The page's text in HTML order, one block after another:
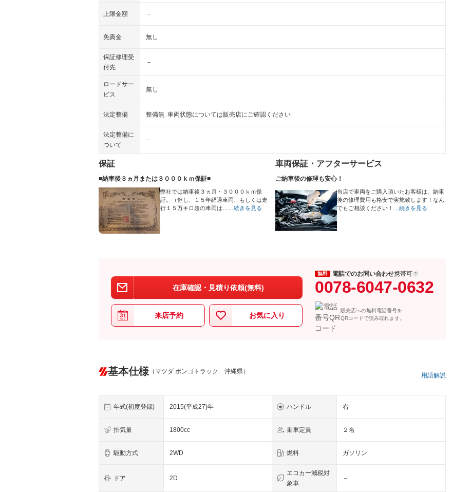
上限金額 －
免責金 無し
保証修理受
付先
－
ロードサー
ビス
無し
法定整備 整備無 車両状態については販売店にご確認ください
法定整備に
ついて
－
保証
■納車後３ヵ月または３０００ｋｍ保証■
弊社では納車後３ヵ月・３０００ｋｍ保
証。（但し、１５年経過車両、もしくは走
行１５万キロ超の車両は…
…続きを見る
車両保証・アフターサービス
ご納車後の修理も安心！
当店で車両をご購入頂いたお客様は、納車
後の修理費用も格安で実施致します！なん
でもご相談ください！
…続きを見る
在庫確認・見積り依頼(無料)
来店予約 お気に入り
無料 電話でのお問い合わせ携帯可
0078-6047-0632
販売店への無料電話番号を
QRコードで読み取れます。
基本仕様 （マツダ ボンゴトラック 沖縄県）
用語解説
年式(初度登録) 2015(平成27)年 ハンドル 右
排気量 1800cc 乗車定員 ２名
駆動方式 2WD 燃料 ガソリン
ドア 2D
エコカー減税対
象車
－